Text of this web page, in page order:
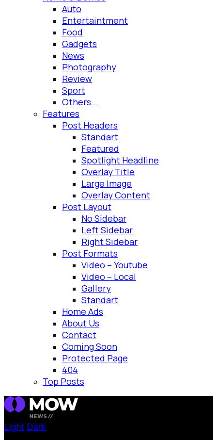
Auto
Entertaintment
Food
Gadgets
News
Photography
Review
Sport
Others…
Features
Post Headers
Standart
Featured
Spotlight Headline
Overlay Title
Large Image
Overlay Content
Post Layout
No Sidebar
Left Sidebar
Right Sidebar
Post Formats
Video – Youtube
Video – Local
Gallery
Standart
Home Ads
About Us
Contact
Coming Soon
Protected Page
404
Top Posts
Light Dark